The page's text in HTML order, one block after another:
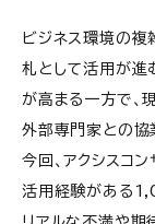
ビジネス環境の
札として活用が進
が高まる一方で、
外部専門家との協
今回、アクシスコ
活用経験がある